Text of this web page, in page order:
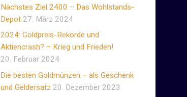
Nächstes Ziel 2400 – Das Wohlstands-
Depot 27. März 2024
2024: Goldpreis-Rekorde und
Aktiencrash? – Krieg und Frieden!
20. Februar 2024
Die besten Goldmünzen – als Geschenk
und Geldersatz 20. Dezember 2023